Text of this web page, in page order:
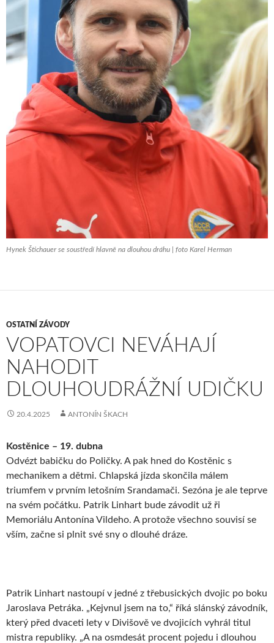
Hynek Štichauer se soustředí hlavně na dlouhou dráhu | foto Karel Herman
OSTATNÍ ZÁVODY
VOPATOVCI NEVÁHAJÍ
NAHODIT
DLOUHOUDRÁŽNÍ UDIČKU
20.4.2025 ANTONÍN ŠKACH
Kostěnice – 19. dubna
Odvézt babičku do Poličky. A pak hned do Kostěnic s
mechanikem a dětmi. Chlapská jízda skončila málem
triumfem v prvním letošním Srandamači. Sezóna je ale teprve
na svém počátku. Patrik Linhart bude závodit už ři
Memoriálu Antonína Vildeho. A protože všechno souvisí se
vším, začne si plnit své sny o dlouhé dráze.
Patrik Linhart nastoupí v jedné z třebusických dvojic po boku
Jaroslava Petráka. „Kejvnul jsem na to,“ říká slánský závodník,
který před dvaceti lety v Divišově ve dvojicích vyhrál titul
mistra republiky. „A na osmdesát procent pojedu i dlouhou